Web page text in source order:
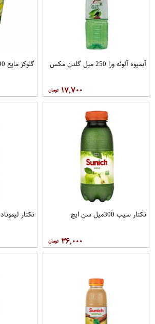
آبمیوه آلوئه ورا 250 میل گلدن مکس
۱۷,۷۰۰
گلوکز مایع 300 گرمی
نکتار سیب 300میل سن ایچ
۳۶,۰۰۰
نکتار لیموناد 200میل سن ایچ